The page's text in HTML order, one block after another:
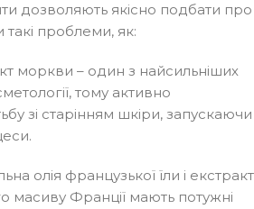
дозволяють якісно подбати про
такі проблеми, як:
моркви – один з найсильніших
тому активно
зі старінням шкіри, запускаючи
олія французької їли і екстракт
масиву Франції мають потужні